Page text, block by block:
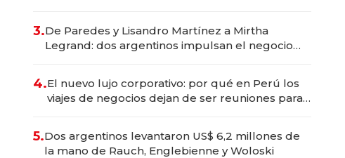
3.De Paredes y Lisandro Martínez a Mirtha
Legrand: dos argentinos impulsan el negocio
4.El nuevo lujo corporativo: por qué en Perú los
viajes de negocios dejan de ser reuniones para
5.Dos argentinos levantaron US$ 6,2 millones de
la mano de Rauch, Englebienne y Woloski